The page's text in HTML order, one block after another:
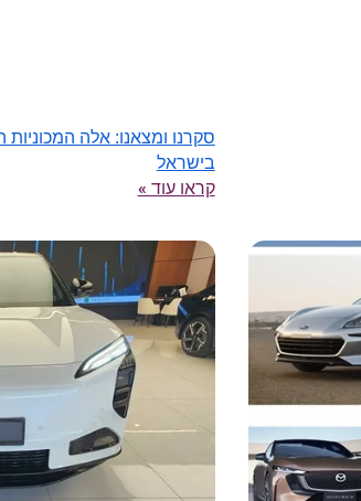
סקרנו ומצאנו: אלה
בישראל
קראו עוד »